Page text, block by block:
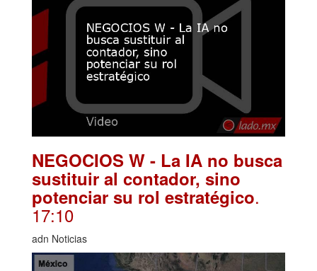
NEGOCIOS W - La IA no busca
sustituir al contador, sino
potenciar su rol estratégico.
17:10
adn Noticias